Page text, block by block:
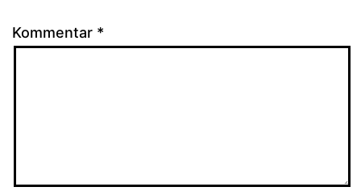
Kommentar *